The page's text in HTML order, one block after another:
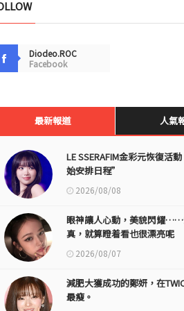
Diodeo.ROC
Facebook
最新報道 人氣
LE SSERAFIM金彩元恢復活
始安排日程”
2026/08/08
眼神讓人心動，美貌閃耀
真，就算瞪着看也很漂亮呢
2026/08/07
減肥大獲成功的鄭妍，在
最瘦。